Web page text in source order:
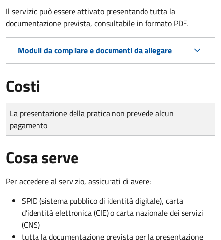
Il servizio può essere attivato presentando tutta la
documentazione prevista, consultabile in formato PDF.
Moduli da compilare e documenti da allegare
Costi
Tipo di pagamento
Importo
La presentazione della pratica non prevede alcun
pagamento
Cosa serve
Per accedere al servizio, assicurati di avere:
SPID (sistema pubblico di identità digitale), carta
d’identità elettronica (CIE) o carta nazionale dei servizi
(CNS)
tutta la documentazione prevista per la presentazione